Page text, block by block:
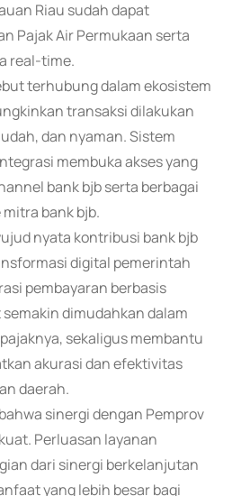
Riau sudah dapat
Pajak Air Permukaan serta
real-time.
terhubung dalam ekosistem
transaksi dilakukan
dan nyaman. Sistem
membuka akses yang
bank bjb serta berbagai
bank bjb.
nyata kontribusi bank bjb
digital pemerintah
pembayaran berbasis
dimudahkan dalam
sekaligus membantu
akurasi dan efektivitas
daerah.
sinergi dengan Pemprov
Perluasan layanan
dari sinergi berkelanjutan
yang lebih besar bagi